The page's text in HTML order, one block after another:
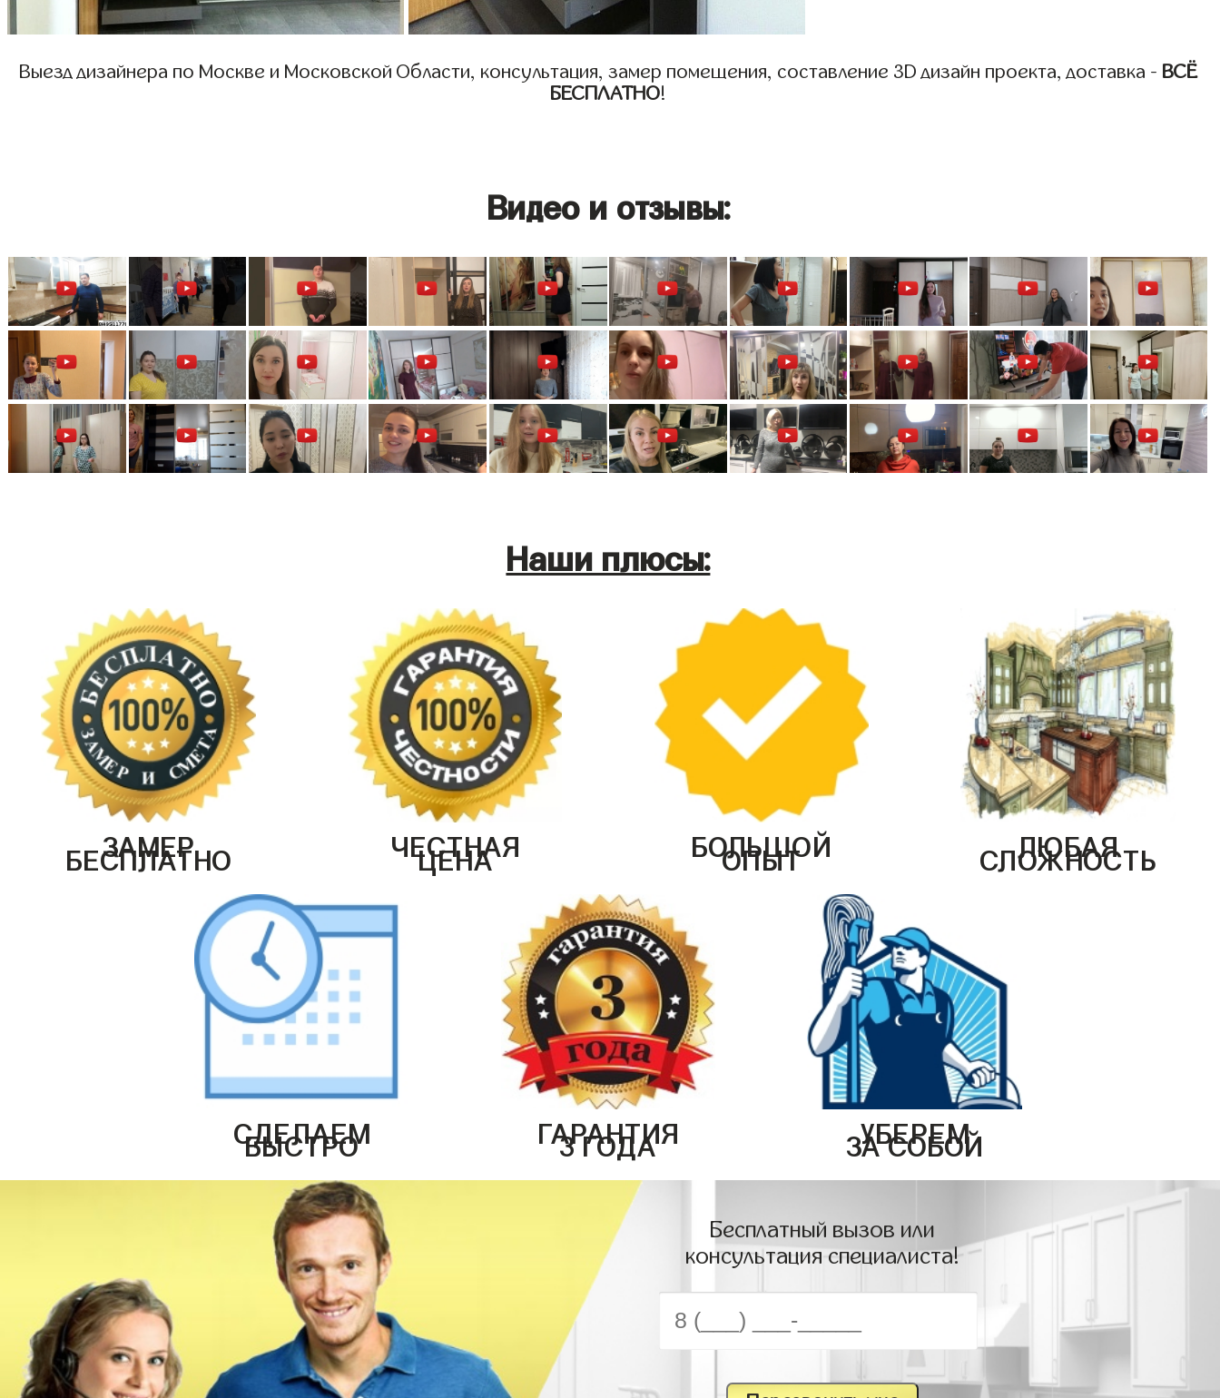
Выезд дизайнера по Москве и Московской Области, консультация, замер помещения, составление 3D дизайн проекта, доставка - ВСЁ
БЕСПЛАТНО!
Видео и отзывы:
Наши плюсы:
ЗАМЕР
БЕСПЛАТНО ЧЕСТНАЯ
ЦЕНА БОЛЬШОЙ
ОПЫТ ЛЮБАЯ
СЛОЖНОСТЬ
СДЕЛАЕМ
БЫСТРО ГАРАНТИЯ
3 ГОДА УБЕРЕМ
ЗА СОБОЙ
Бесплатный вызов или
консультация специалиста!